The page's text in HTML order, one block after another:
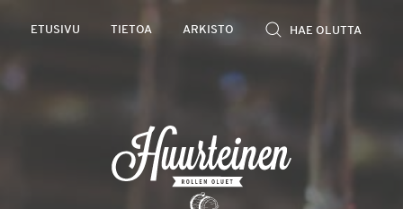
ETUSIVU TIETOA ARKISTO